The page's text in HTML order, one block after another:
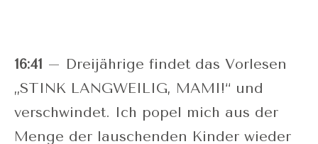
16:41 – Dreijährige findet das Vorlesen
„STINK LANGWEILIG, MAMI!“ und
verschwindet. Ich popel mich aus der
Menge der lauschenden Kinder wieder